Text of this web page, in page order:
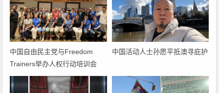
中国自由民主党与Freedom
Trainers举办人权行动培训会
中国活动人士孙愿平抵澳寻庇护